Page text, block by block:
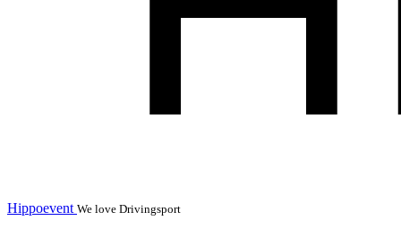
Hippoevent We love Drivingsport